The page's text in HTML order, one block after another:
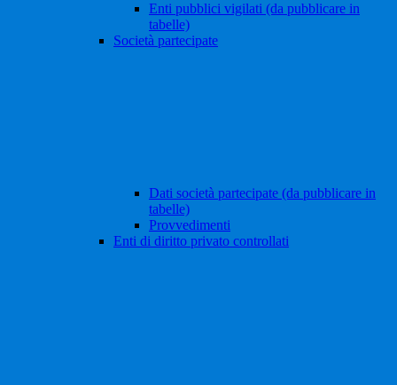
Enti pubblici vigilati (da pubblicare in
tabelle)
Società partecipate
Dati società partecipate (da pubblicare in
tabelle)
Provvedimenti
Enti di diritto privato controllati